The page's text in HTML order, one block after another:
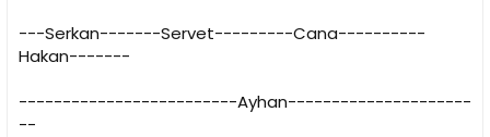
---Serkan-------Servet---------Cana----------
Hakan-------
-------------------------Ayhan---------------------
--